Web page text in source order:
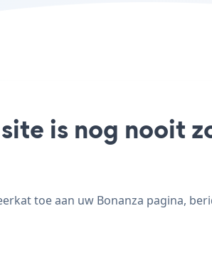
is nog nooit
toe aan uw Bonanza pagina,